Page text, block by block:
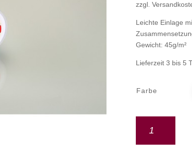
zzgl.
Leichte Einlage
Gewicht: 45g/m²
Lieferzeit 3 bis 5
Farbe